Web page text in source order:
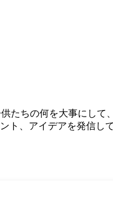
たちの何を大事にして
ト、アイデアを発信し